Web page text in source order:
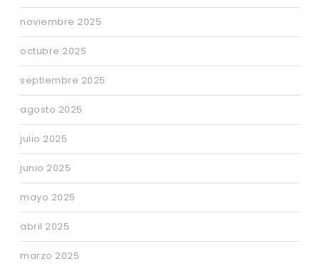
noviembre 2025
octubre 2025
septiembre 2025
agosto 2025
julio 2025
junio 2025
mayo 2025
abril 2025
marzo 2025